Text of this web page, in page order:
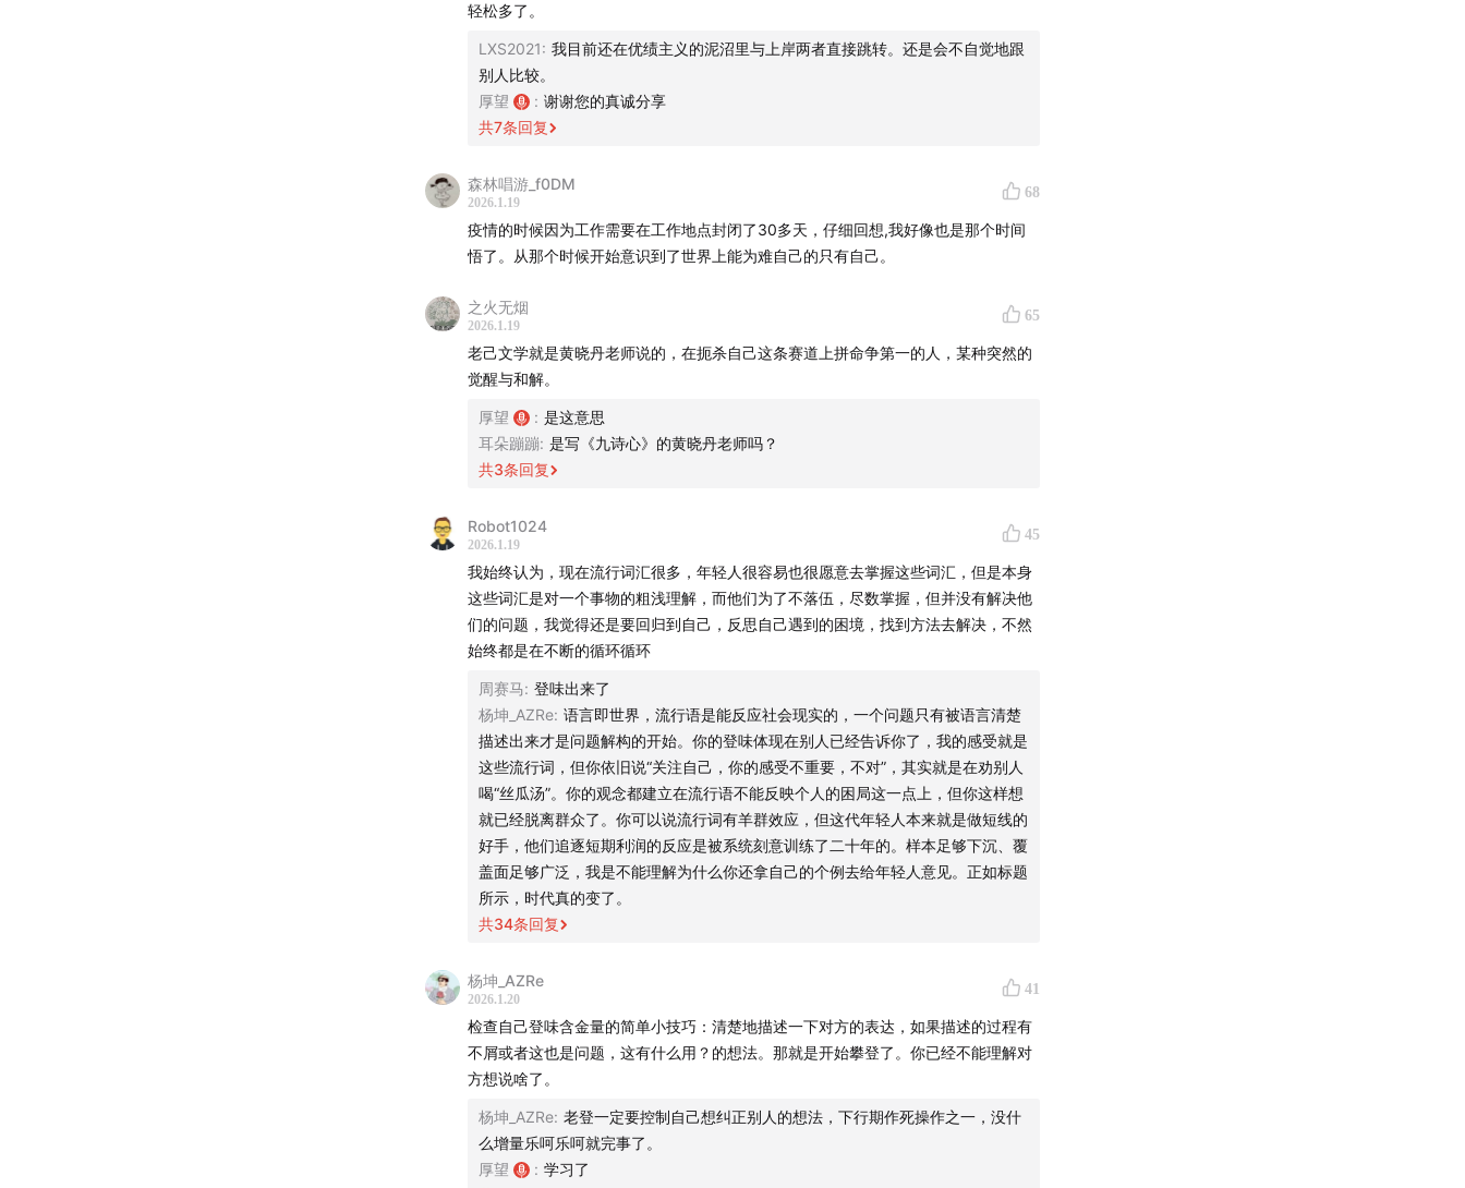
一条评论是这么评价的：
这个梗有点像这个时代集体创伤下的人格分裂，这代人必须得剥
离出一个独立于自己的自己，才有勇气表达自爱，每每看到都很
心疼。
此时我必须像本山大叔一样问一句：
大环境咋滴你了啊？整这出儿啊！
本期节目，就试图去唠一唠，回答一下这个话题。也希望借此能让你对年轻人的
处境多一些同理心。欢迎收听！
时间轴：
大环境咋滴啦？年轻人如此向内求
小红书、抖音、快手，是选题富矿
08:44 我不是玩梗，我是真没招了
“龙场悟道”：退出！
优绩主义的本质：永远还不够好
你千万不要和其他人一起欺负自己
我周末就是不回任何微信
抽烟就是一种深呼吸
很多年轻人流行语的底色：我真没招了
丝瓜汤和汤饭
37:58 老师和家长从见不到彼此，变成了随时沟通
学校：从小社会→无限责任主体
道路自信
回到过去，两种选择：坚定逃离，扎根到底
轻松多了。
LXS2021: 我目前还在优绩主义的泥沼里与上岸两者直接跳转。还是会不自觉地跟
别人比较。
厚望
: 谢谢您的真诚分享
共7条回复
森林唱游_f0DM
2026.1.19
68
疫情的时候因为工作需要在工作地点封闭了30多天，仔细回想,我好像也是那个时间
悟了。从那个时候开始意识到了世界上能为难自己的只有自己。
之火无烟
2026.1.19
65
老己文学就是黄晓丹老师说的，在扼杀自己这条赛道上拼命争第一的人，某种突然的
觉醒与和解。
厚望 : 是这意思
耳朵蹦蹦: 是写《九诗心》的黄晓丹老师吗？
共3条回复
Robot1024
2026.1.19
45
我始终认为，现在流行词汇很多，年轻人很容易也很愿意去掌握这些词汇，但是本身
这些词汇是对一个事物的粗浅理解，而他们为了不落伍，尽数掌握，但并没有解决他
们的问题，我觉得还是要回归到自己，反思自己遇到的困境，找到方法去解决，不然
始终都是在不断的循环循环
周赛马: 登味出来了
杨坤_AZRe: 语言即世界，流行语是能反应社会现实的，一个问题只有被语言清楚
描述出来才是问题解构的开始。你的登味体现在别人已经告诉你了，我的感受就是
这些流行词，但你依旧说“关注自己，你的感受不重要，不对”，其实就是在劝别人
喝“丝瓜汤”。你的观念都建立在流行语不能反映个人的困局这一点上，但你这样想
就已经脱离群众了。你可以说流行词有羊群效应，但这代年轻人本来就是做短线的
好手，他们追逐短期利润的反应是被系统刻意训练了二十年的。样本足够下沉、覆
盖面足够广泛，我是不能理解为什么你还拿自己的个例去给年轻人意见。正如标题
所示，时代真的变了。
共34条回复
杨坤_AZRe
2026.1.20
41
检查自己登味含金量的简单小技巧：清楚地描述一下对方的表达，如果描述的过程有
不屑或者这也是问题，这有什么用？的想法。那就是开始攀登了。你已经不能理解对
方想说啥了。
杨坤_AZRe: 老登一定要控制自己想纠正别人的想法，下行期作死操作之一，没什
么增量乐呵乐呵就完事了。
厚望
: 学习了